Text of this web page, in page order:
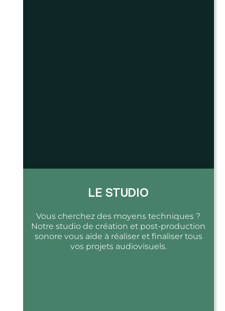
LE STUDIO
Vous cherchez des moyens techniques ?
Notre studio de création et post-production
sonore vous aide à réaliser et finaliser tous
vos projets audiovisuels.